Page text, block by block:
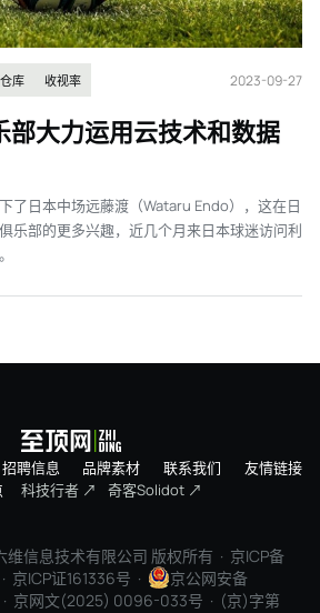
库 收视率 2023-09-27
部大力运用云技术和数据
了日本中场远藤渡（Wataru Endo），这在日
乐部的更多兴趣，近几个月来日本球迷访问利
招聘信息 品牌素材 联系我们
友情链接
科技行者 ↗ 奇客Solidot ↗
信息技术有限公司 版权所有 · 京ICP备
· 京ICP证161336号 ·
京公网安备
· 京网文(2025) 0096-033号 · (京)字第